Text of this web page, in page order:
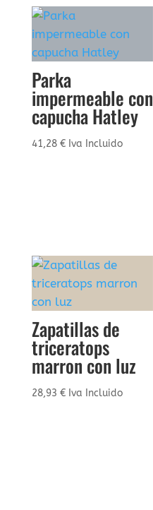
Parka
impermeable con
capucha Hatley
41,28 € Iva Incluido
Zapatillas de
triceratops
marron con luz
28,93 € Iva Incluido